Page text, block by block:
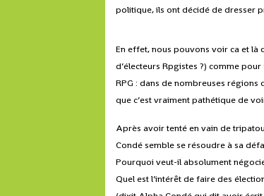
politique, ils ont décidé de dresser
En effet, nous pouvons voir ca et là
d’électeurs Rpgistes ?) comme
RPG : dans de nombreuses
que c’est vraiment pathétique de
Après avoir tenté en vain de
Condé semble se résoudre à sa
Pourquoi veut-il absolument
Quel est l’intérêt de faire des